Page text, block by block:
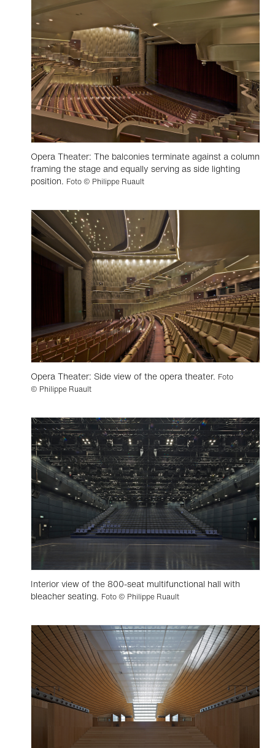
Opera Theater: The balconies terminate against a column
framing the stage and equally serving as side lighting
position. Foto © Philippe Ruault
Opera Theater: Side view of the opera theater. Foto
© Philippe Ruault
Interior view of the 800-seat multifunctional hall with
bleacher seating. Foto © Philippe Ruault